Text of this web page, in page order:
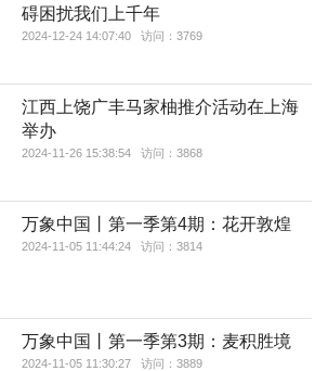
碍困扰我们上千年
2024-12-24 14:07:40 访问：3769
江西上饶广丰马家柚推介活动在上海
举办
2024-11-26 15:38:54 访问：3868
万象中国丨第一季第4期：花开敦煌
2024-11-05 11:44:24 访问：3814
万象中国丨第一季第3期：麦积胜境
2024-11-05 11:30:27 访问：3889